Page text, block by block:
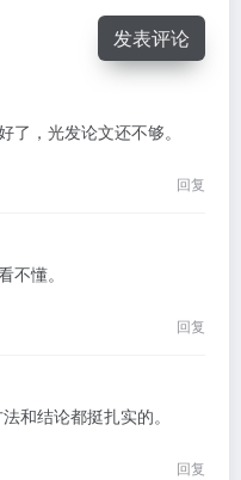
发表评论
了，光发论文还不够。
回复
不懂。
回复
和结论都挺扎实的。
回复